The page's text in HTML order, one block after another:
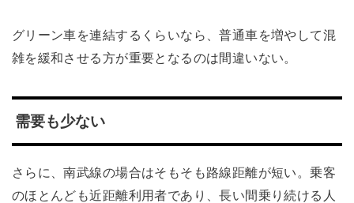
グリーン車を連結するくらいなら、普通車を増やして混
雑を緩和させる方が重要となるのは間違いない。
需要も少ない
さらに、南武線の場合はそもそも路線距離が短い。乗客
のほとんども近距離利用者であり、長い間乗り続ける人